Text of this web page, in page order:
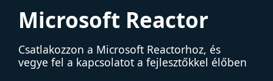
Microsoft Reactor
Csatlakozzon a Microsoft Reactorhoz, és
vegye fel a kapcsolatot a fejlesztőkkel élőben